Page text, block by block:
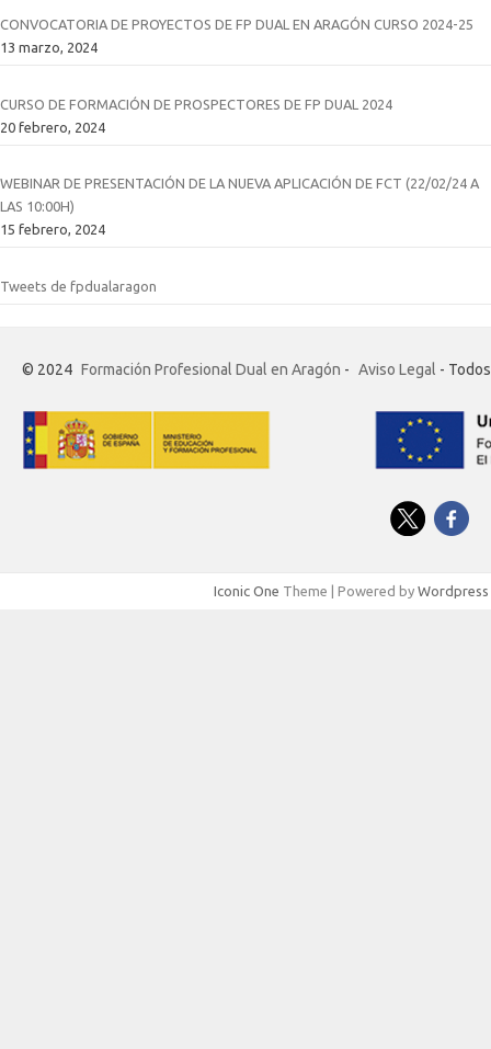
CONVOCATORIA DE PROYECTOS DE FP DUAL EN ARAGÓN CURSO 2024-25
13 marzo, 2024
CURSO DE FORMACIÓN DE PROSPECTORES DE FP DUAL 2024
20 febrero, 2024
WEBINAR DE PRESENTACIÓN DE LA NUEVA APLICACIÓN DE FCT (22/02/24 A
LAS 10:00H)
15 febrero, 2024
Tweets de fpdualaragon
© 2024 Formación Profesional Dual en Aragón - Aviso Legal -
Iconic One Theme | Powered by Wordpress